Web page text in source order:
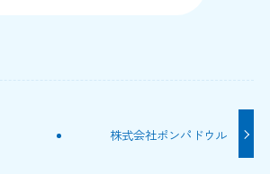
株式会社ポンパドウル